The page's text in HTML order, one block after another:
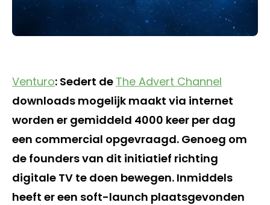
Venturo: Sedert de The Advert Channel
downloads mogelijk maakt via internet
worden er gemiddeld 4000 keer per dag
een commercial opgevraagd. Genoeg om
de founders van dit initiatief richting
digitale TV te doen bewegen. Inmiddels
heeft er een soft-launch plaatsgevonden